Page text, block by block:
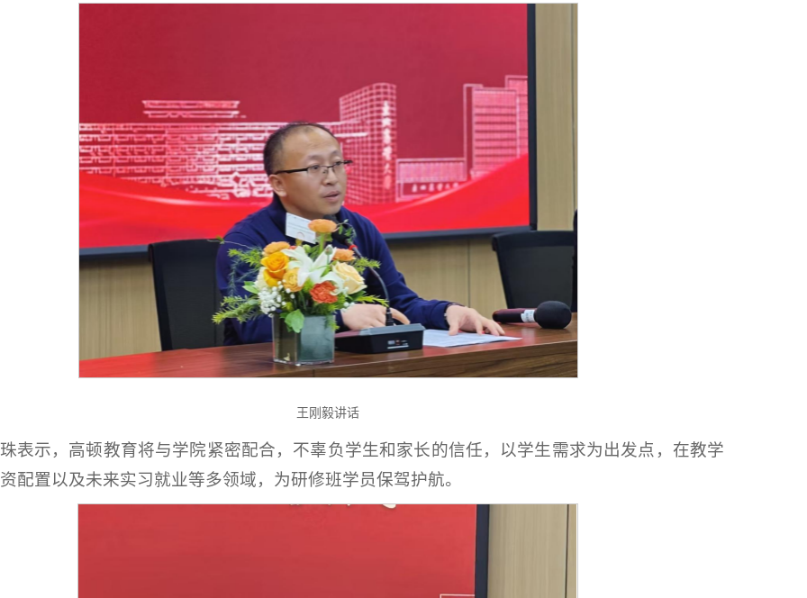
王刚毅讲话
表示，高顿教育将与学院紧密配合，不辜负学生和家长的信任，以学生需求为出发点，在教学
配置以及未来实习就业等多领域，为研修班学员保驾护航。